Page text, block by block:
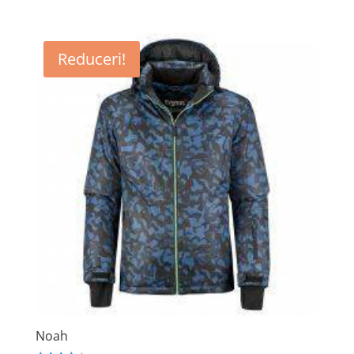
Reduceri!
Noah